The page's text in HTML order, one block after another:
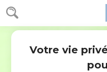
Votre vie